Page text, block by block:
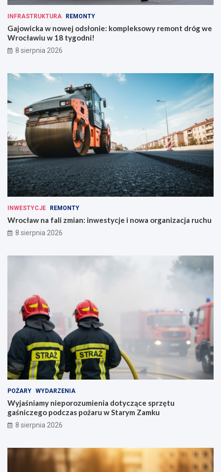
INFRASTRUKTURA REMONTY
Gajowicka w nowej odsłonie: kompleksowy remont dróg we
Wrocławiu w 18 tygodni!
8 sierpnia 2026
INWESTYCJE REMONTY
Wrocław na fali zmian: inwestycje i nowa organizacja ruchu
8 sierpnia 2026
POŻARY WYDARZENIA
Wyjaśniamy nieporozumienia dotyczące sprzętu
gaśniczego podczas pożaru w Starym Zamku
8 sierpnia 2026